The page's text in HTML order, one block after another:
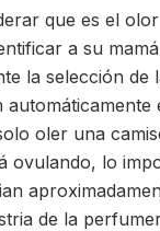
que es el
a su
la selección de
oler una
ovulando, lo
de la